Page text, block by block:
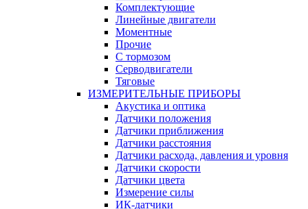
Комплектующие
Линейные двигатели
Моментные
Прочие
С тормозом
Серводвигатели
Тяговые
ИЗМЕРИТЕЛЬНЫЕ ПРИБОРЫ
Акустика и оптика
Датчики положения
Датчики приближения
Датчики расстояния
Датчики расхода, давления и уровня
Датчики скорости
Датчики цвета
Измерение силы
ИК-датчики